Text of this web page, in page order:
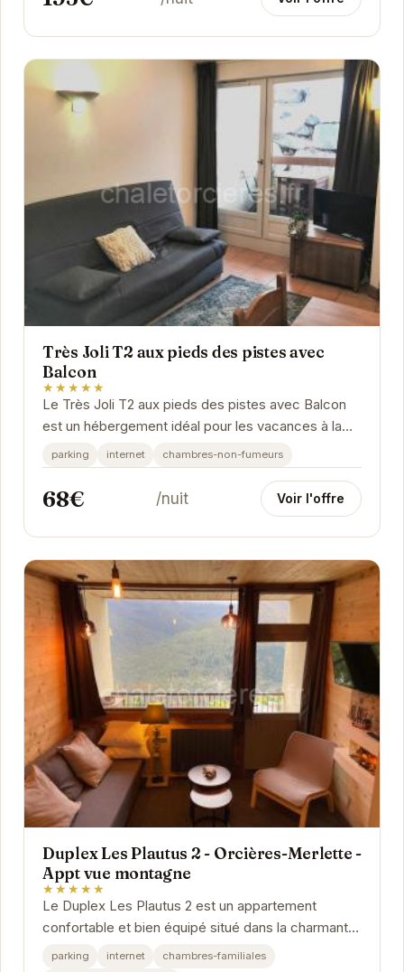
Très Joli T2 aux pieds des pistes avec
Balcon
★★★★★
Le Très Joli T2 aux pieds des pistes avec Balcon
est un hébergement idéal pour les vacances à la
montagne. Son emplacement privilégié offre un...
parking internet chambres-non-fumeurs
68€ /nuit Voir l'offre
Duplex Les Plautus 2 - Orcières-Merlette -
Appt vue montagne
★★★★★
Le Duplex Les Plautus 2 est un appartement
confortable et bien équipé situé dans la charmante
station de ski d'Orcières-Merlette. Avec sa vue...
parking internet
chambres-familiales